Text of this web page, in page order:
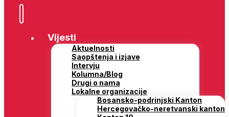
Vijesti
Aktuelnosti
Saopštenja i izjave
Intervju
Kolumna/Blog
Drugi o nama
Lokalne organizacije
Bosansko-podrinjski Kanton
Hercegovačko-neretvanski kanton